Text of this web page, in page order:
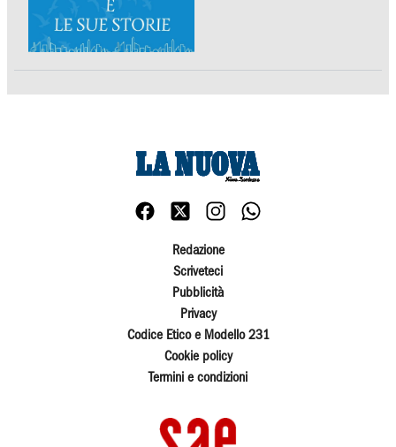
Redazione
Scriveteci
Pubblicità
Privacy
Codice Etico e Modello 231
Cookie policy
Termini e condizioni